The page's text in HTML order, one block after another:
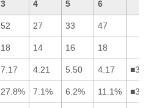
3 4 5 6
52 27 33 47
18 14 16 18
7.17 4.21 5.50 4.17
27.8% 7.1% 6.2% 11.1%